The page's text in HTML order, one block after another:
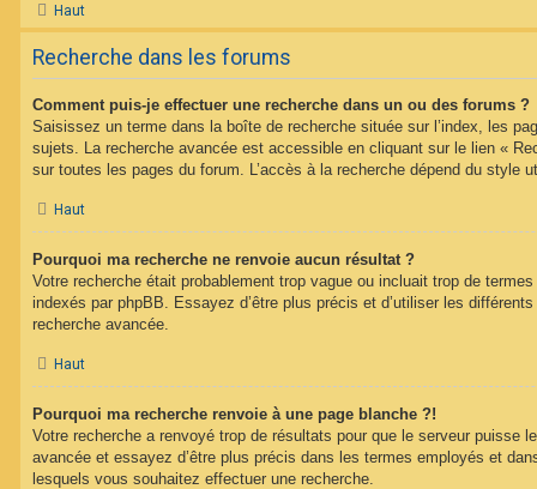
Haut
Recherche dans les forums
Comment puis-je effectuer une recherche dans un ou des forums ?
Saisissez un terme dans la boîte de recherche située sur l’index, les
sujets. La recherche avancée est accessible en cliquant sur le lien «
sur toutes les pages du forum. L’accès à la recherche dépend du style
Haut
Pourquoi ma recherche ne renvoie aucun résultat ?
Votre recherche était probablement trop vague ou incluait trop de
indexés par phpBB. Essayez d’être plus précis et d’utiliser les
recherche avancée.
Haut
Pourquoi ma recherche renvoie à une page blanche ?!
Votre recherche a renvoyé trop de résultats pour que le serveur puisse
avancée et essayez d’être plus précis dans les termes employés et
lesquels vous souhaitez effectuer une recherche.